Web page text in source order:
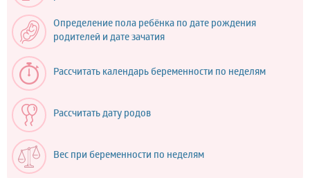
Определение пола ребёнка по дате рождения
родителей и дате зачатия
Рассчитать календарь беременности по неделям
Рассчитать дату родов
Вес при беременности по неделям